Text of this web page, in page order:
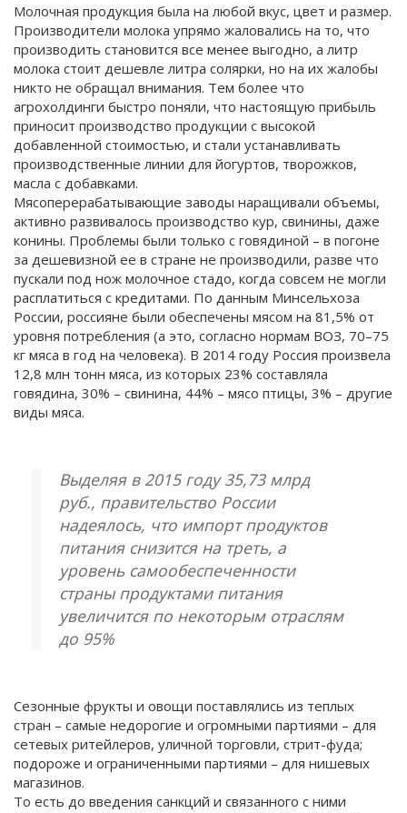
Молочная продукция была на любой вкус, цвет и размер.
Производители молока упрямо жаловались на то, что
производить становится все менее выгодно, а литр
молока стоит дешевле литра солярки, но на их жалобы
никто не обращал внимания. Тем более что
агрохолдинги быстро поняли, что настоящую прибыль
приносит производство продукции с высокой
добавленной стоимостью, и стали устанавливать
производственные линии для йогуртов, творожков,
масла с добавками.
Мясоперерабатывающие заводы наращивали объемы,
активно развивалось производство кур, свинины, даже
конины. Проблемы были только с говядиной – в погоне
за дешевизной ее в стране не производили, разве что
пускали под нож молочное стадо, когда совсем не могли
расплатиться с кредитами. По данным Минсельхоза
России, россияне были обеспечены мясом на 81,5% от
уровня потребления (а это, согласно нормам ВОЗ, 70–75
кг мяса в год на человека). В 2014 году Россия произвела
12,8 млн тонн мяса, из которых 23% составляла
говядина, 30% – свинина, 44% – мясо птицы, 3% – другие
виды мяса.
Выделяя в 2015 году 35,73 млрд
руб., правительство России
надеялось, что импорт продуктов
питания снизится на треть, а
уровень самообеспеченности
страны продуктами питания
увеличится по некоторым отраслям
до 95%
Сезонные фрукты и овощи поставлялись из теплых
стран – самые недорогие и огромными партиями – для
сетевых ритейлеров, уличной торговли, стрит-фуда;
подороже и ограниченными партиями – для нишевых
магазинов.
То есть до введения санкций и связанного с ними